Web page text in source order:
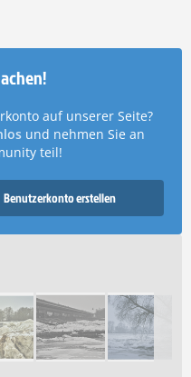
auf unserer Seite?
und nehmen Sie an
teil!
Benutzerkonto erstellen